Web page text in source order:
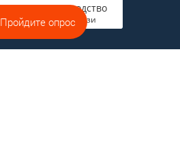
Руководство
на связи
Пройдите опрос